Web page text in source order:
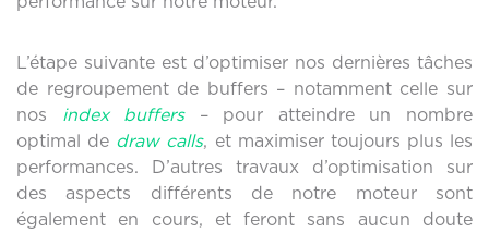
L’étape suivante est d’optimiser nos dernières tâches
de regroupement de buffers – notamment celle sur
nos index buffers– pour atteindre un nombre
optimal de draw calls, et maximiser toujours plus les
performances. D’autres travaux d’optimisation sur
des aspects différents de notre moteur sont
également en cours, et feront sans aucun doute